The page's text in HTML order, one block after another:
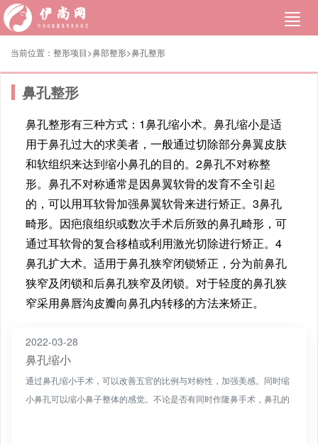
当前位置： 整形项目>鼻部整形>鼻孔整形
鼻孔整形
鼻孔整形有三种方式：1鼻孔缩小术。鼻孔缩小是适
用于鼻孔过大的求美者，一般通过切除部分鼻翼皮肤
和软组织来达到缩小鼻孔的目的。2鼻孔不对称整
形。鼻孔不对称通常是因鼻翼软骨的发育不全引起
的，可以用耳软骨加强鼻翼软骨来进行矫正。3鼻孔
畸形。因疤痕组织或数次手术后所致的鼻孔畸形，可
通过耳软骨的复合移植或利用激光切除进行矫正。4
鼻孔扩大术。适用于鼻孔狭窄闭锁矫正，分为前鼻孔
狭窄及闭锁和后鼻孔狭窄及闭锁。对于轻度的鼻孔狭
窄采用鼻唇沟皮瓣向鼻孔内转移的方法来矫正。
2022-03-28
鼻孔缩小
通过鼻孔缩小手术，可以改善五官的比例与对称性，加强美感。同时缩
小鼻孔可以缩小鼻子整体的感觉。不论是否有同时作隆鼻手术，鼻孔的